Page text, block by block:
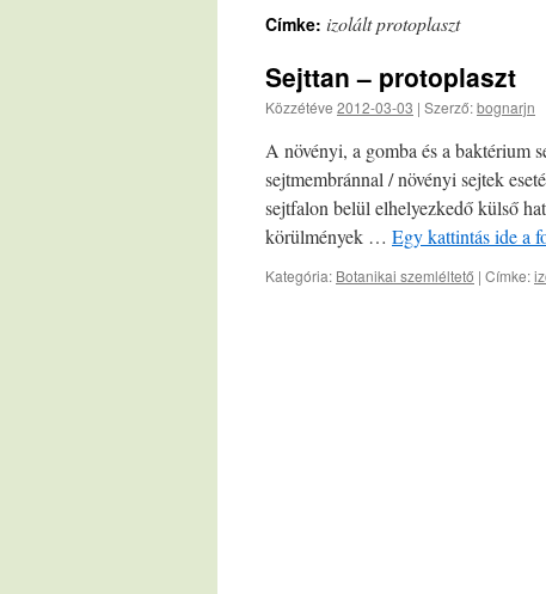
Címke: izolált protoplaszt
Sejttan – protoplaszt
Közzétéve 2012-03-03 | Szerző:bognarjn
A növényi, a gomba és a baktérium
sejtmembránnal / növényi sejtek
sejtfalon belül elhelyezkedő külső
körülmények … Egy kattintás ide a
Kategória: Botanikai szemléltető | Címke: